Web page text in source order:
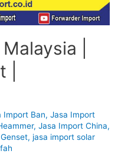
|
Import Ban, Jasa Import
, Jasa Import China,
, jasa import solar